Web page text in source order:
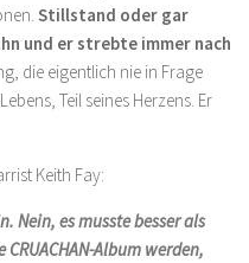
Stillstand oder gar
und er strebte immer nach
die eigentlich nie in Frage
Teil seines Herzens. Er
Keith Fay:
Nein, es musste besser als
CRUACHAN-Album werden,